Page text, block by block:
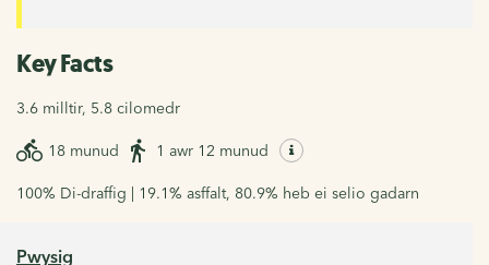
Key Facts
3.6 milltir, 5.8 cilomedr
18 munud 1 awr 12 munud
100% Di-draffig | 19.1% asffalt, 80.9% heb ei selio gadarn
Pwysig